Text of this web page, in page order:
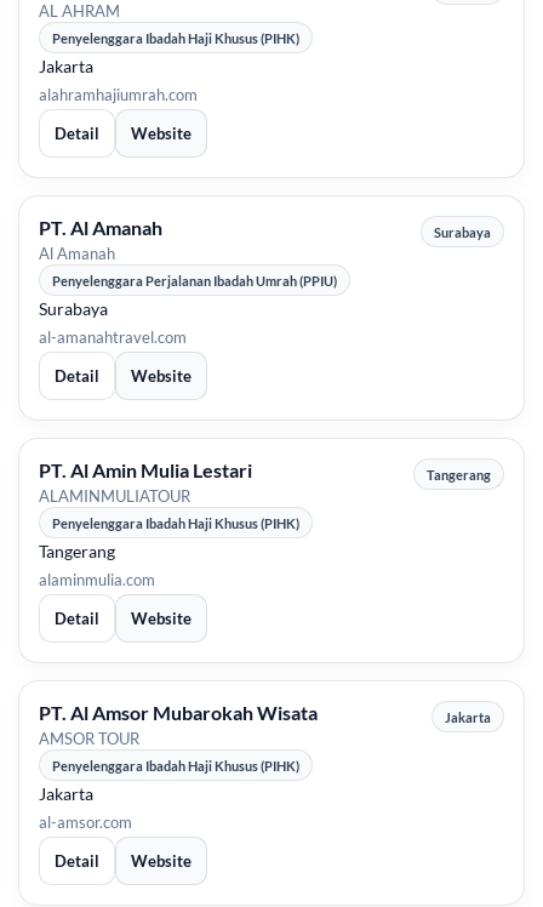
AL AHRAM
Penyelenggara Ibadah Haji Khusus (PIHK)
Jakarta
alahramhajiumrah.com
Detail
Website
PT. Al Amanah
Al Amanah
Surabaya
Penyelenggara Perjalanan Ibadah Umrah (PPIU)
Surabaya
al-amanahtravel.com
Detail
Website
PT. Al Amin Mulia Lestari
ALAMINMULIATOUR
Tangerang
Penyelenggara Ibadah Haji Khusus (PIHK)
Tangerang
alaminmulia.com
Detail
Website
PT. Al Amsor Mubarokah Wisata
AMSOR TOUR
Jakarta
Penyelenggara Ibadah Haji Khusus (PIHK)
Jakarta
al-amsor.com
Detail
Website